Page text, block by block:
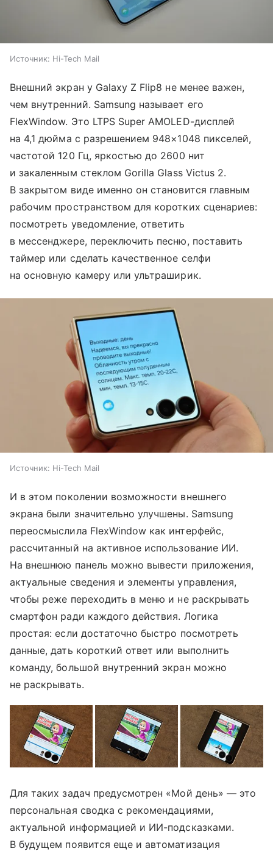
Источник: Hi-Tech Mail
Внешний экран у Galaxy Z Flip8 не менее важен,
чем внутренний. Samsung называет его
FlexWindow. Это LTPS Super AMOLED-дисплей
на 4,1 дюйма с разрешением 948×1048 пикселей,
частотой 120 Гц, яркостью до 2600 нит
и закаленным стеклом Gorilla Glass Victus 2.
В закрытом виде именно он становится главным
рабочим пространством для коротких сценариев:
посмотреть уведомление, ответить
в мессенджере, переключить песню, поставить
таймер или сделать качественное селфи
на основную камеру или ультраширик.
Источник: Hi-Tech Mail
И в этом поколении возможности внешнего
экрана были значительно улучшены. Samsung
переосмыслила FlexWindow как интерфейс,
рассчитанный на активное использование ИИ.
На внешнюю панель можно вывести приложения,
актуальные сведения и элементы управления,
чтобы реже переходить в меню и не раскрывать
смартфон ради каждого действия. Логика
простая: если достаточно быстро посмотреть
данные, дать короткий ответ или выполнить
команду, большой внутренний экран можно
не раскрывать.
Для таких задач предусмотрен «Мой день» — это
персональная сводка с рекомендациями,
актуальной информацией и ИИ-подсказками.
В будущем появится еще и автоматизация